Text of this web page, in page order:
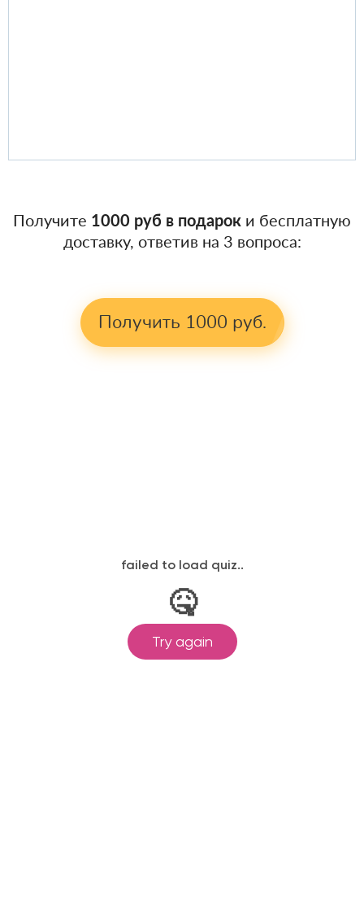
Получите 1000 руб в подарок и бесплатную
доставку, ответив на 3 вопроса:
Получить 1000 руб.